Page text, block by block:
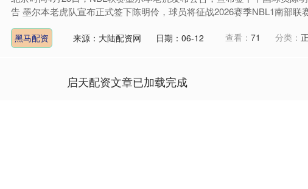
告 墨尔本老虎队宣布正式签下陈明伶，球员将征战2026赛季NBL1南部联
黑马配资 来源：大陆配资网 日期：06-12 查看： 71 分类：
启天配资文章已加载完成